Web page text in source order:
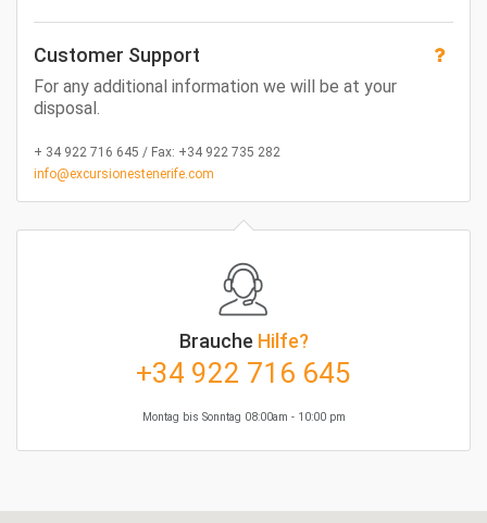
Customer Support
For any additional information we will be at your
disposal.
+ 34 922 716 645 / Fax: +34 922 735 282
info@excursionestenerife.com
Brauche Hilfe?
+34 922 716 645
Montag bis Sonntag 08:00am - 10:00 pm